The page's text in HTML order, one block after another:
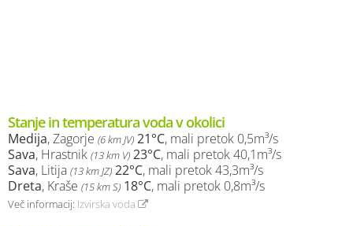
Stanje in temperatura voda v okolici
Medija, Zagorje (6 km JV) 21°C, mali pretok 0,5m³/s
Sava, Hrastnik (13 km V) 23°C, mali pretok 40,1m³/s
Sava, Litija (13 km JZ) 22°C, mali pretok 43,3m³/s
Dreta, Kraše (15 km S) 18°C, mali pretok 0,8m³/s
Več informacij: Izvirska voda